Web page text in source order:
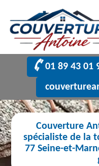
01 89 43 01
Couverture
spécialiste de la
77 Seine-et-